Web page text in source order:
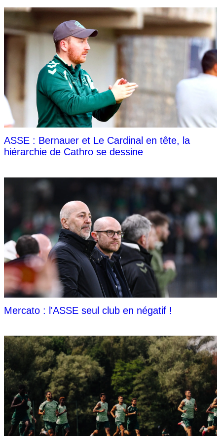
ASSE : Bernauer et Le Cardinal en tête, la
hiérarchie de Cathro se dessine
Mercato : l'ASSE seul club en négatif !